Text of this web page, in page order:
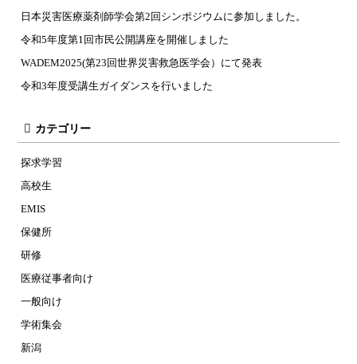
日本災害医療薬剤師学会第2回シンポジウムに参加しました。
令和5年度第1回市民公開講座を開催しました
WADEM2025(第23回世界災害救急医学会）にて発表
令和3年度受講生ガイダンスを行いました
カテゴリー
探求学習
高校生
EMIS
保健所
研修
医療従事者向け
一般向け
学術集会
新潟